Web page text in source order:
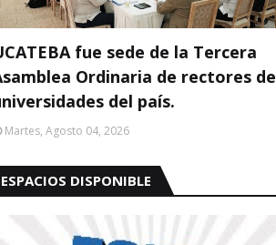
fue sede de la Tercera
Ordinaria de rectores de
del país.
Martes, Agosto 04, 2026
ESPACIOS DISPONIBLE